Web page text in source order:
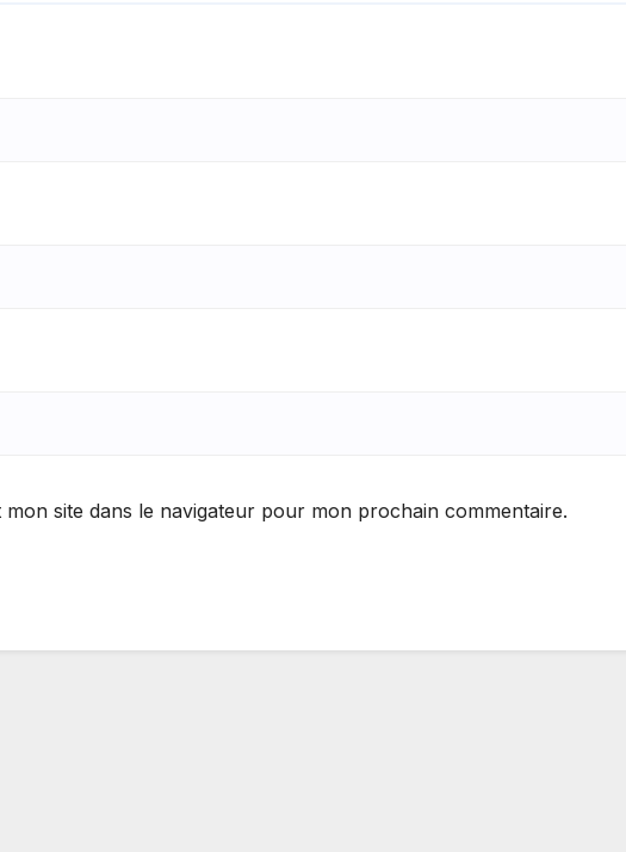
site dans le navigateur pour mon prochain commentaire.